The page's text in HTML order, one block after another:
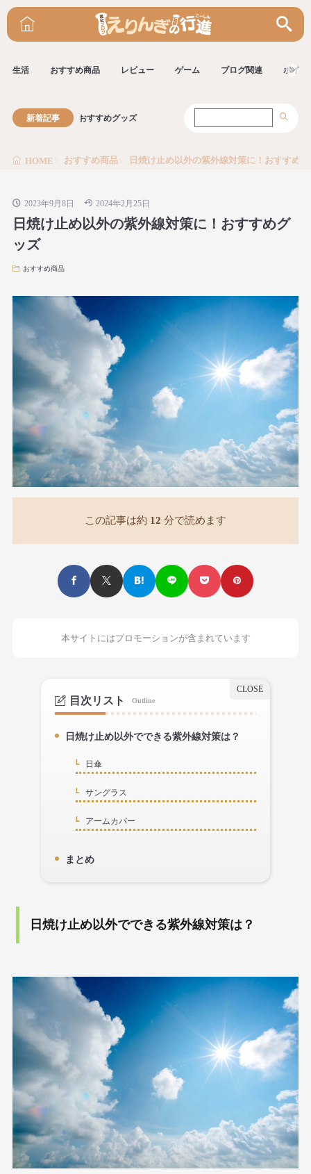
生活 おすすめ商品 レビュー ゲーム ブログ関連 ポイ活
新着記事
策に！おすすめグッズ
HOME おすすめ商品 日焼け止め以外の紫外線対策に！おすすめ
2023年9月8日 2024年2月25日
日焼け止め以外の紫外線対策に！おすすめグ
ッズ
おすすめ商品
この記事は約 12 分で読めます
本サイトにはプロモーションが含まれています
目次リスト Outline
1.日焼け止め以外でできる紫外線対策は？
1-1.日傘
1-2.サングラス
1-3.アームカバー
2.まとめ
日焼け止め以外でできる紫外線対策は？